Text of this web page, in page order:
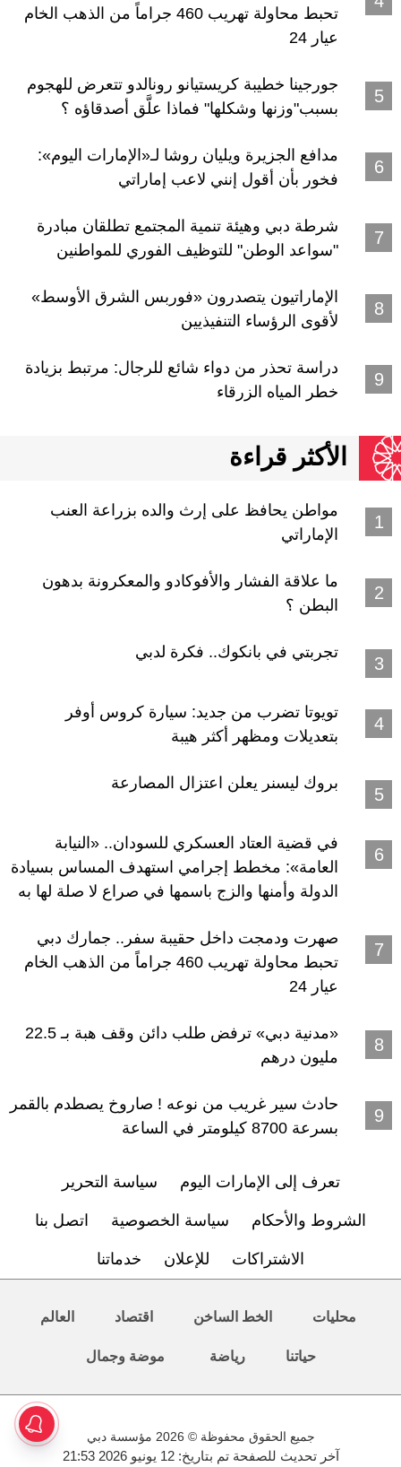
تحبط محاولة تهريب 460 جراماً من الذهب الخام
عيار 24
جورجينا خطيبة كريستيانو رونالدو تتعرض للهجوم
بسبب"وزنها وشكلها" فماذا علَّق أصدقاؤه ؟
مدافع الجزيرة ويليان روشا لـ«الإمارات اليوم»:
فخور بأن أقول إنني لاعب إماراتي
شرطة دبي وهيئة تنمية المجتمع تطلقان مبادرة
"سواعد الوطن" للتوظيف الفوري للمواطنين
الإماراتيون يتصدرون «فوربس الشرق الأوسط»
لأقوى الرؤساء التنفيذيين
دراسة تحذر من دواء شائع للرجال: مرتبط بزيادة
خطر المياه الزرقاء
الأكثر قراءة
مواطن يحافظ على إرث والده بزراعة العنب
الإماراتي
ما علاقة الفشار والأفوكادو والمعكرونة بدهون
البطن ؟
تجربتي في بانكوك.. فكرة لدبي
تويوتا تضرب من جديد: سيارة كروس أوفر
بتعديلات ومظهر أكثر هيبة
بروك ليسنر يعلن اعتزال المصارعة
في قضية العتاد العسكري للسودان.. «النيابة
العامة»: مخطط إجرامي استهدف المساس بسيادة
الدولة وأمنها والزج باسمها في صراع لا صلة لها به
صهرت ودمجت داخل حقيبة سفر.. جمارك دبي
تحبط محاولة تهريب 460 جراماً من الذهب الخام
عيار 24
«مدنية دبي» ترفض طلب دائن وقف هبة بـ 22.5
مليون درهم
حادث سير غريب من نوعه ! صاروخ يصطدم بالقمر
بسرعة 8700 كيلومتر في الساعة
تعرف إلى الإمارات اليوم سياسة التحرير
الشروط والأحكام سياسة الخصوصية اتصل بنا
الاشتراكات للإعلان خدماتنا
محليات الخط الساخن اقتصاد العالم
حياتنا رياضة موضة وجمال
جميع الحقوق محفوظة © 2026 مؤسسة دبي
آخر تحديث للصفحة تم بتاريخ: 12 يونيو 2026 21:53